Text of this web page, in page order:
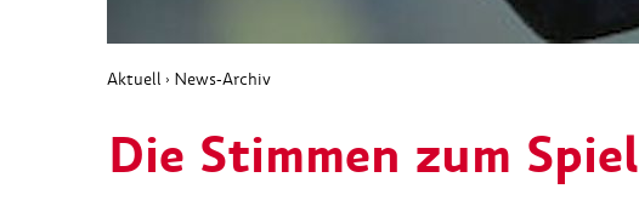
Aktuell › News-Archiv
Die Stimmen zum Spiel